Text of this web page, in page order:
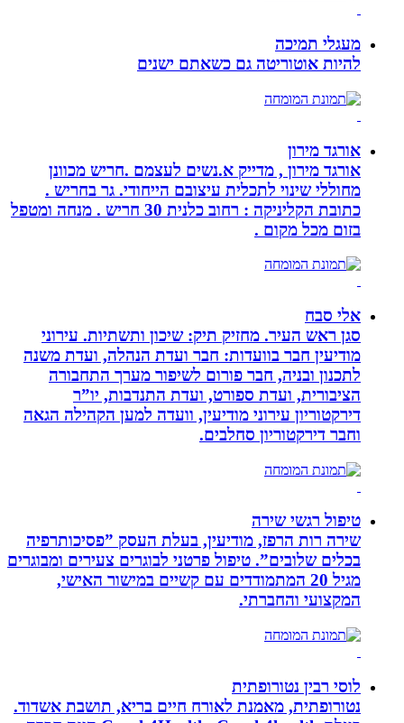
מעגלי תמיכה
להיות אוטוריטה גם כשאתם ישנים
אורגד מירון
אורגד מירון , מדייק א.נשים לעצמם .חריש מכוונן
מחוללי שינוי לתכלית עיצובם הייחודי. גר בחריש .
כתובת הקליניקה : רחוב כלנית 30 חריש . מנחה ומטפל
בזום מכל מקום .
אלי סבח
סגן ראש העיר. מחזיק תיק: שיכון ותשתיות. עירוני
מודיעין חבר בוועדות: חבר ועדת הנהלה, ועדת משנה
לתכנון ובניה, חבר פורום לשיפור מערך התחבורה
הציבורית, ועדת ספורט, ועדת התנדבות, יו”ר
דירקטוריון עירוני מודיעין, וועדה למען הקהילה הגאה
וחבר דירקטוריון סחלבים.
טיפול רגשי שירה
שירה רות הרפז, מודיעין, בעלת העסק ”פסיכותרפיה
בכלים שלובים”. טיפול פרטני לבוגרים צעירים ומבוגרים
מגיל 20 המתמודדים עם קשיים במישור האישי,
המקצועי והחברתי.
לוסי רבין נטורופתית
נטורופתית, מאמנת לאורח חיים בריא, תושבת אשדוד.